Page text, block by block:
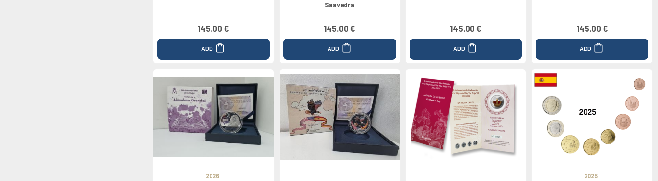
145.00 €
ADD
Saavedra
145.00 €
ADD
145.00 €
ADD
145.00 €
ADD
2026 2025